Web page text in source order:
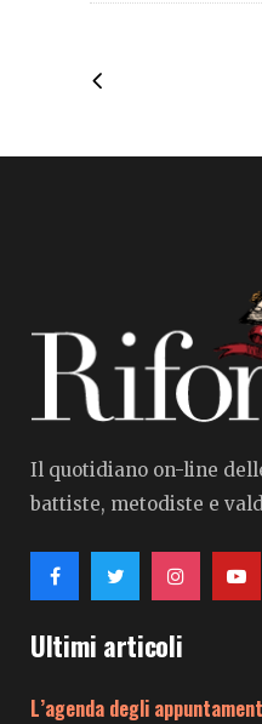
Il quotidiano on-line
battiste, metodiste e
Ultimi articoli
L’agenda degli